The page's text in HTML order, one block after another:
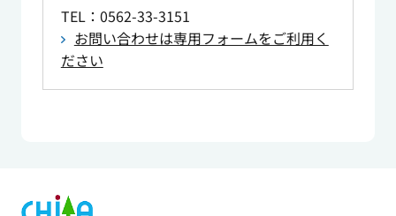
TEL：0562-33-3151
お問い合わせは専用フォームをご利用く
ださい